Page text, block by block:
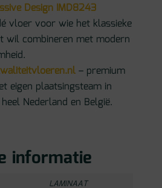
Design IMD8243
vloer voor wie het klassieke
wil combineren met modern
– premium
eigen plaatsingsteam in
Nederland en België.
informatie
LAMINAAT